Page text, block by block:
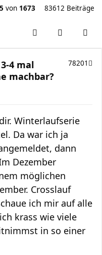
von 1673 83612 Beiträge
4 mal
machbar?
78201
Winterlaufserie
Da war ich ja
dann
Dezember
möglichen
Crosslauf
ich mir auf alle
krass wie viele
in so einer